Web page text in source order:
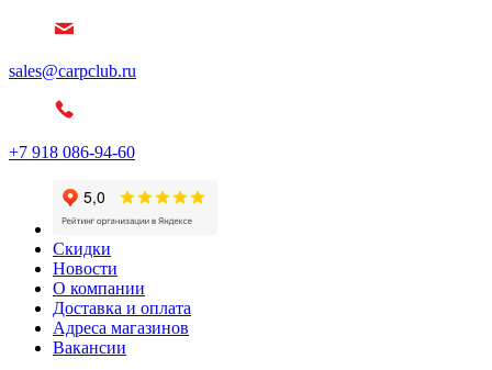
sales@carpclub.ru
+7 918 086-94-60
Скидки
Новости
О компании
Доставка и оплата
Адреса магазинов
Вакансии